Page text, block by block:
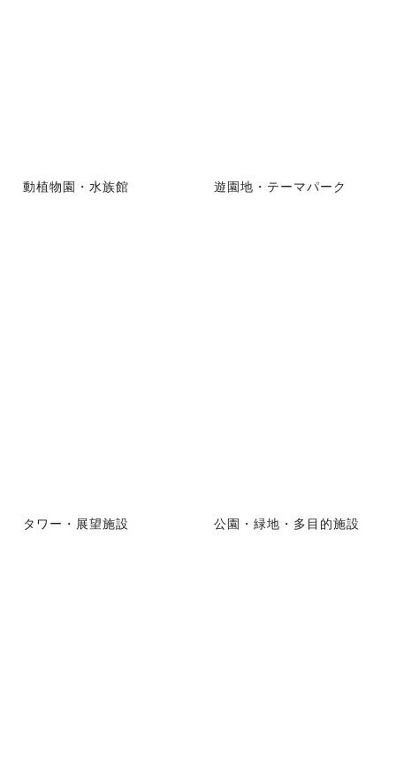
動植物園・水族館 遊園地・テーマパーク
タワー・展望施設 公園・緑地・多目的施設